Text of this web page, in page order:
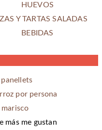
HUEVOS
Y TARTAS SALADAS
BEBIDAS
por persona
más me gustan